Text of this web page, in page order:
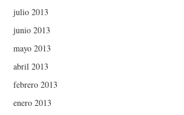
julio 2013
junio 2013
mayo 2013
abril 2013
febrero 2013
enero 2013